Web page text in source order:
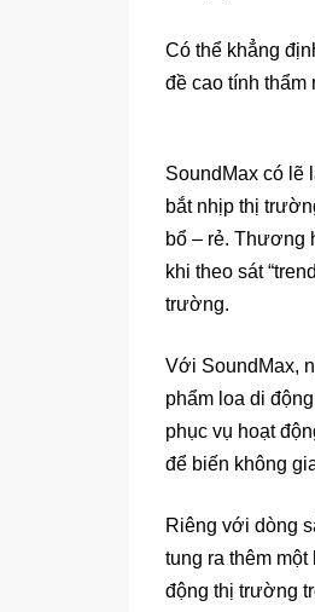
Có thể khẳng
đề cao tính thẩm
SoundMax có lẽ
bắt nhịp thị
bổ – rẻ. Thương
khi theo sát
trường.
Với SoundMax,
phẩm loa di
phục vụ hoạt
để biến không
Riêng với dòng
tung ra thêm
động thị trường